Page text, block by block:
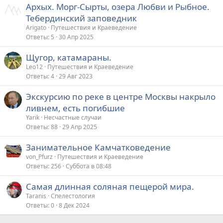
Архых. Морг-Сырты, озера Любви и Рыбное.
Тебердинский заповедник
Arigato Путешествия и Краеведение
Ответы 5 30 Апр 2025
Щугор, катамараны.
Leo12 Путешествия и Краеведение
Ответы 4 29 Авг 2023
Экскурсию по реке в центре Москвы накрыло
ливнем, есть погибшие
Yarik Несчастные случаи
Ответы 88 29 Апр 2025
Занимательное Камчатковедение
von_Pfurz
Путешествия и Краеведение
Ответы 256 Суббота в 08:48
Самая длинная соляная пещерой мира.
Taranis Спелестология
Ответы 0 8 Дек 2024